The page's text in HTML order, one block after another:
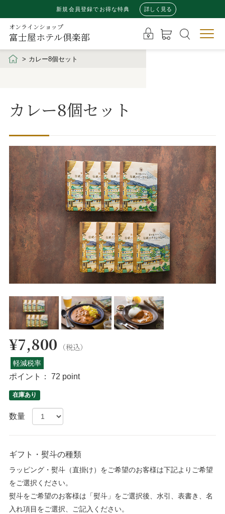
新規会員登録でお得な特典 詳しく見る
オンラインショップ
富士屋ホテル倶楽部
カレー8個セット
カレー8個セット
¥7,800 （税込）
軽減税率
ポイント： 72 point
在庫あり
数量
ギフト・熨斗の種類
ラッピング・熨斗（直掛け）をご希望のお客様は下記よりご希望
をご選択ください。
熨斗をご希望のお客様は「熨斗」をご選択後、水引、表書き、名
入れ項目をご選択、ご記入ください。